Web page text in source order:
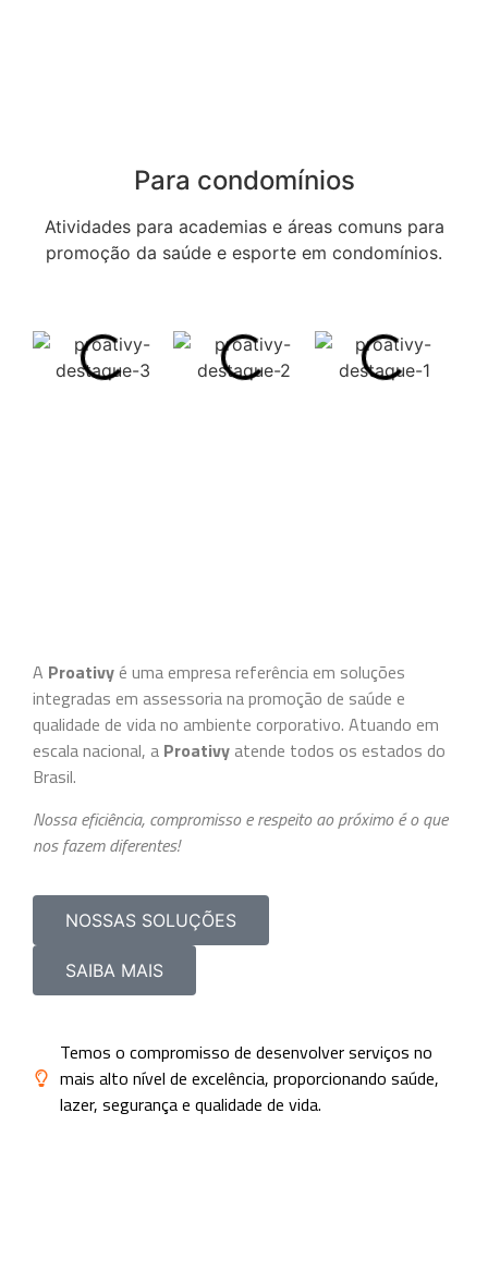
Para condomínios
Atividades para academias e áreas comuns para
promoção da saúde e esporte em condomínios.
A Proativyé uma empresa referência em soluções
integradas em assessoria na promoção de saúde e
qualidade de vida no ambiente corporativo. Atuando em
escala nacional, a Proativy atende todos os estados do
Brasil.
Nossa eficiência, compromisso e respeito ao próximo é o que
nos fazem diferentes!
NOSSAS SOLUÇÕES
SAIBA MAIS
Temos o compromisso de desenvolver serviços no
mais alto nível de excelência, proporcionando saúde,
lazer, segurança e qualidade de vida.